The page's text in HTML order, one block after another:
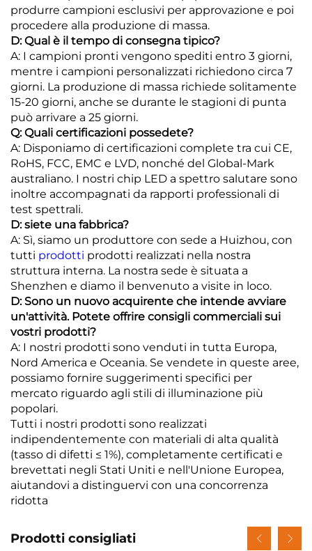
produrre campioni esclusivi per approvazione e poi
procedere alla produzione di massa.
D: Qual è il tempo di consegna tipico?
A: I campioni pronti vengono spediti entro 3 giorni,
mentre i campioni personalizzati richiedono circa 7
giorni. La produzione di massa richiede solitamente
15-20 giorni, anche se durante le stagioni di punta
può arrivare a 25 giorni.
Q: Quali certificazioni possedete?
A: Disponiamo di certificazioni complete tra cui CE,
RoHS, FCC, EMC e LVD, nonché del Global-Mark
australiano. I nostri chip LED a spettro salutare sono
inoltre accompagnati da rapporti professionali di
test spettrali.
D: siete una fabbrica?
A: Sì, siamo un produttore con sede a Huizhou, con
tutti prodotti prodotti realizzati nella nostra
struttura interna. La nostra sede è situata a
Shenzhen e diamo il benvenuto a visite in loco.
D: Sono un nuovo acquirente che intende avviare
un'attività. Potete offrire consigli commerciali sui
vostri prodotti?
A: I nostri prodotti sono venduti in tutta Europa,
Nord America e Oceania. Se vendete in queste aree,
possiamo fornire suggerimenti specifici per
mercato riguardo agli stili di illuminazione più
popolari.
Tutti i nostri prodotti sono realizzati
indipendentemente con materiali di alta qualità
(tasso di difetti ≤ 1%), completamente certificati e
brevettati negli Stati Uniti e nell'Unione Europea,
aiutandovi a distinguervi con una concorrenza
ridotta
Prodotti consigliati